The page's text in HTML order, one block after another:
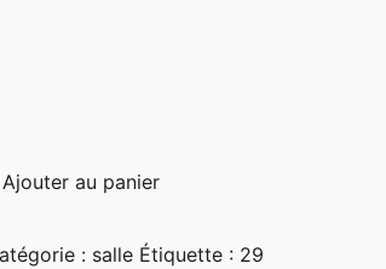
Ajouter au panier
: salle Étiquette : 29